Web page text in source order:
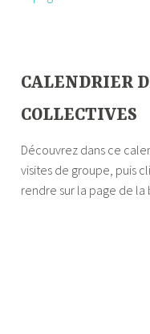
CALENDRIER
COLLECTIVES
Découvrez dans ce
visites de groupe, puis
rendre sur la page de la